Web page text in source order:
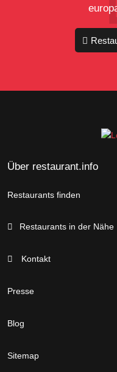
Über restaurant.info
Restaurants finden
Restaurants in der Nähe
Kontakt
Presse
Blog
Sitemap